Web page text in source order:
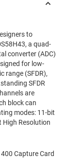
to
a quad-
converter (ADC)
for low-
range (SFDR),
SFDR
are
block can
modes: 11-bit
High Resolution
Capture Card